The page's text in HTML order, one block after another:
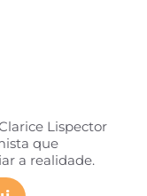
Lispector
que
a realidade.